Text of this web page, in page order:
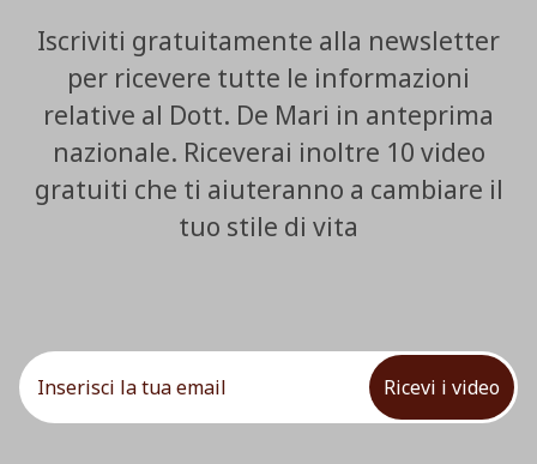
Iscriviti gratuitamente alla newsletter
per ricevere tutte le informazioni
relative al Dott. De Mari in anteprima
nazionale. Riceverai inoltre 10 video
gratuiti che ti aiuteranno a cambiare il
tuo stile di vita
Ricevi i video